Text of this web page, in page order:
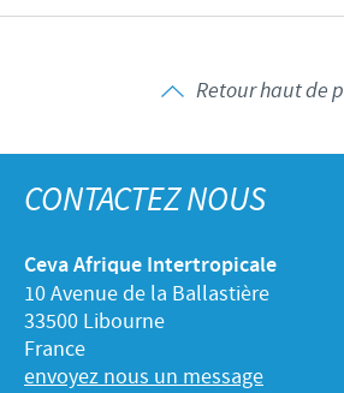
Retour haut de
CONTACTEZ NOUS
Ceva Afrique Intertropicale
10 Avenue de la Ballastière
33500 Libourne
France
envoyez nous un message